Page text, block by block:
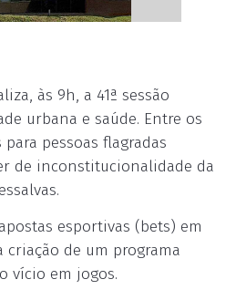
às 9h, a 41ª sessão
urbana e saúde. Entre os
pessoas flagradas
de inconstitucionalidade da
esportivas (bets) em
de um programa
vício em jogos.